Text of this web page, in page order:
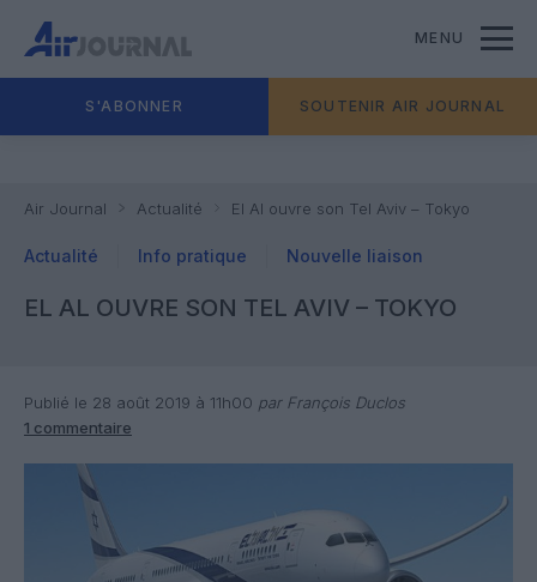
MENU
S'ABONNER SOUTENIR AIR JOURNAL
Air Journal Actualité El Al ouvre son Tel Aviv – Tokyo
Actualité Info pratique Nouvelle liaison
EL AL OUVRE SON TEL AVIV – TOKYO
Publié le 28 août 2019 à 11h00 par François Duclos
1 commentaire